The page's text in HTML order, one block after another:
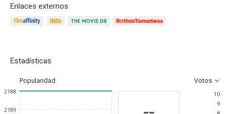
Enlaces externos
Estadísticas
Popularidad Votos
2188
2189
10
9